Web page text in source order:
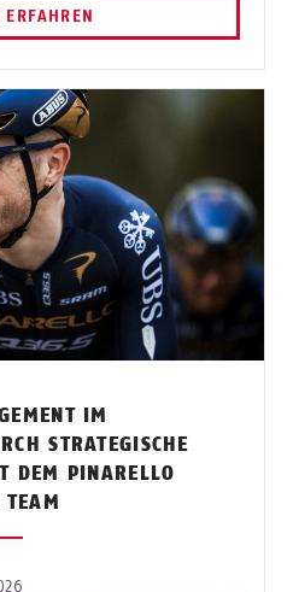
IM
STRATEGISCHE
DEM PINARELLO